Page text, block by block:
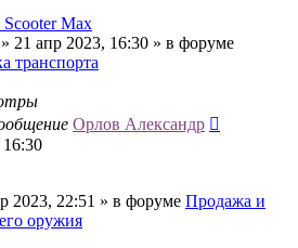
Max
» 21 апр 2023, 16:30 » в форуме
транспорта
Орлов Александр
2023, 22:51 » в форуме Продажа и
оружия